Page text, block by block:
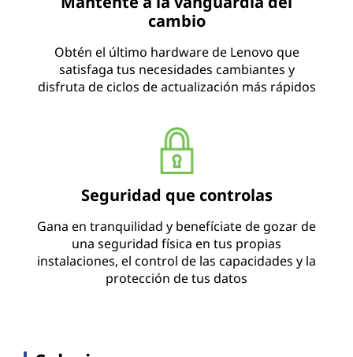
cambio
Obtén el último hardware de Lenovo que
satisfaga tus necesidades cambiantes y
disfruta de ciclos de actualización más rápidos
Seguridad que controlas
Gana en tranquilidad y benefíciate de gozar de
una seguridad física en tus propias
instalaciones, el control de las capacidades y la
protección de tus datos